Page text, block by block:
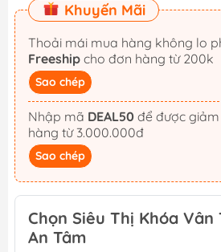
Khuyến Mãi
Thoải mái mua hàng không lo
Freeship cho đơn hàng từ 200k
Sao chép
Nhập mã DEAL50
hàng từ 3.000.000đ
Sao chép
Chọn Siêu Thị Khóa Vân
An Tâm